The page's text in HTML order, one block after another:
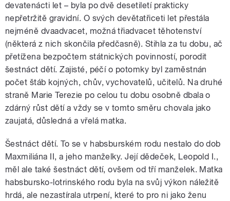
devatenácti let – byla po dvě desetiletí prakticky
nepřetržitě gravidní. O svých devětatřiceti let přestála
nejméně dvaadvacet, možná třiadvacet těhotenství
(některá z nich skončila předčasně). Stihla za tu dobu, ač
přetížena bezpočtem státnických povinností, porodit
šestnáct dětí. Zajisté, péčí o potomky byl zaměstnán
počet štáb kojných, chův, vychovatelů, učitelů. Na druhé
straně Marie Terezie po celou tu dobu osobně dbala o
zdárný růst dětí a vždy se v tomto směru chovala jako
zaujatá, důsledná a vřelá matka.
Šestnáct dětí. To se v habsburském rodu nestalo do dob
Maxmiliána II, a jeho manželky. Její dědeček, Leopold I.,
měl ale také šestnáct dětí, ovšem od tří manželek. Matka
habsbursko-lotrinského rodu byla na svůj výkon náležitě
hrdá, ale nezastírala utrpení, které to pro ni jako ženu